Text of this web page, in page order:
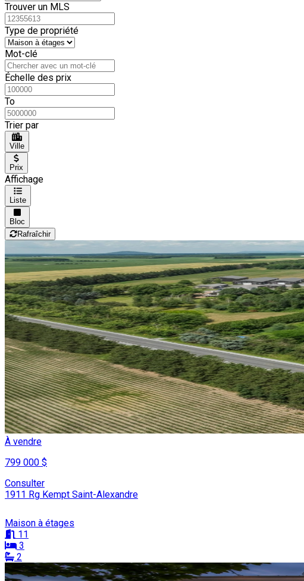
Trouver un MLS
Type de propriété
Mot-clé
Échelle des prix
To
Trier par
Ville
Prix
Affichage
Liste
Bloc
Rafraîchir
À vendre
799 000 $
Consulter
1911 Rg Kempt Saint-Alexandre
Maison à étages
11
3
2